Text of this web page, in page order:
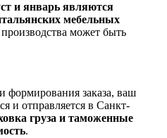
и январь являются
мебельных
может быть
формирования заказа, ваш
и отправляется в Санкт-
груза и таможенные
.